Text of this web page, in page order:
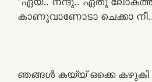
കാണുവാണോടാ ചെക്കാ
ഞങ്ങൾ കയ്യ് ഒക്കെ കഴുകി